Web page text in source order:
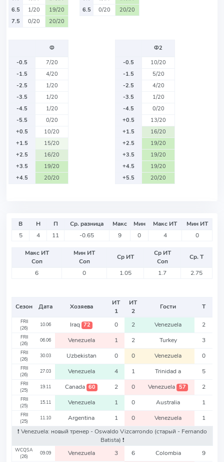
6.5
1/20
19/20
7.5
0/20 20/20
6.5
0/20 20/20
Ф
-0.5
7/20
-1.5
4/20
-2.5
1/20
-3.5
1/20
-4.5
1/20
-5.5
0/20
+0.5
10/20
+1.5
15/20
+2.5
16/20
+3.5
19/20
+4.5
20/20
Ф2
-0.5
10/20
-1.5
5/20
-2.5
4/20
-3.5
1/20
-4.5
0/20
+0.5
13/20
+1.5
16/20
+2.5
19/20
+3.5
19/20
+4.5
19/20
+5.5
20/20
В Н П Ср. разница Макс Мин Макс ИТ
Мин ИТ
5
4 11 -0.65 9 0 4 0
Макс ИТ
Соп
Мин ИТ
Соп
Ср ИТ
Ср ИТ
Соп
Ср. Т
6
0 1.05 1.7 2.75
Сезон Дата Хозяева
ИТ
1
ИТ
2
Гости Т
FRII
(26)
10.06 Iraq 72 0 2 Venezuela 2
FRII
(26)
06.06 Venezuela 1 2 Turkey 3
FRII
(26)
30.03 Uzbekistan 0 0 Venezuela 0
FRII
(26)
27.03 Venezuela 4 1 Trinidad a 5
FRII
(25)
19.11 Canada 60 2 0 Venezuela 57 2
FRII
(25)
15.11 Venezuela 1 0 Australia 1
FRII
(25)
11.10 Argentina 1 0 Venezuela
1
❗️ Venezuela: новый тренер - Oswaldo Vizcarrondo (старый - Fernando
Batista) ❗️
WCQSA
(26)
09.09 Venezuela 3 6 Colombia 9